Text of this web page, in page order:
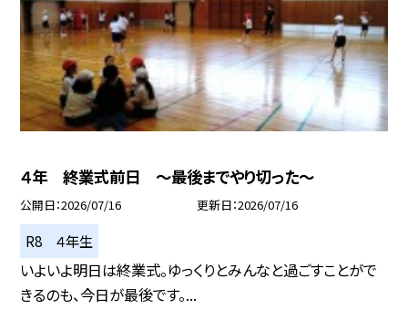
４年 終業式前日 ～最後までやり切った～
公開日 2026/07/16 更新日 2026/07/16
R8 ４年生
いよいよ明日は終業式。ゆっくりとみんなと過ごすことがで
きるのも、今日が最後です。...